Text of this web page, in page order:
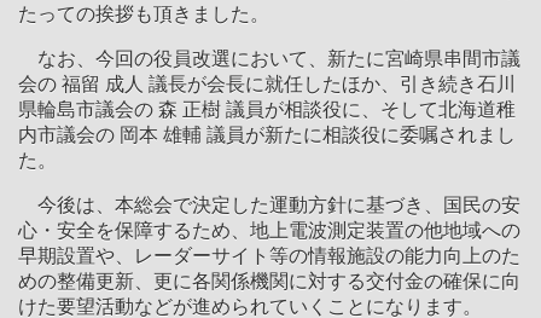
たっての挨拶も頂きました。
なお、今回の役員改選において、新たに宮崎県串間市議
会の 福留 成人 議長が会長に就任したほか、引き続き石川
県輪島市議会の 森 正樹 議員が相談役に、そして北海道稚
内市議会の 岡本 雄輔 議員が新たに相談役に委嘱されまし
た。
今後は、本総会で決定した運動方針に基づき、国民の安
心・安全を保障するため、地上電波測定装置の他地域への
早期設置や、レーダーサイト等の情報施設の能力向上のた
めの整備更新、更に各関係機関に対する交付金の確保に向
けた要望活動などが進められていくことになります。